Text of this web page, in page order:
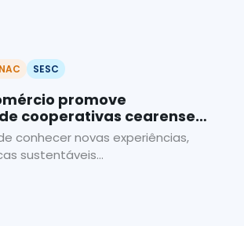
SESC
promove
cooperativas cearenses
conhecer novas experiências,
sustentáveis...